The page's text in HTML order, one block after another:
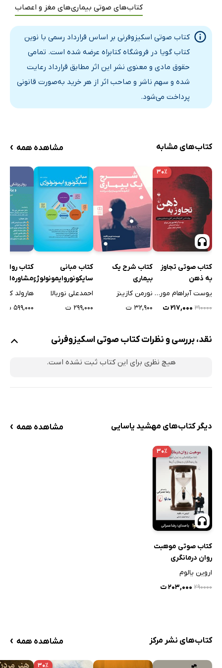
کتاب‌های صوتی بیماری‌های مغز و اعصاب
کتاب صوتی اسکیزوفرنی بر اساس قرارداد رسمی با نوین
کتاب گویا در فروشگاه کتابراه عرضه شده است. تمامی
حقوق مادی و معنوی نشر این اثر مطابق قرارداد رعایت
شده و سهم ناشر و صاحب اثر از هر خرید به‌صورت قانونی
پرداخت می‌شود.
کتاب‌های مشابه مشاهده همه ›
۳۰٪
کتاب صوتی تجاوز
به ذهن
یوست آبراهام موریتس میرلو
۳۱۰۰۰۰ ۲۱۷,۰۰۰ ت
کتاب شرح یک
بیماری
نورمن کازینز
۳۲,۹۰۰ ت
کتاب مبانی
سایکونوروایمونولوژی
احمدعلی نوربالا
۲۹۹,۰۰۰ ت
کتاب روان
مشاوره‌ای
و پزشکی
هارولد
۵۹۹,۰۰۰ ت
نقد، بررسی و نظرات کتاب صوتی اسکیزوفرنی
هیچ نظری برای این کتاب ثبت نشده است.
دیگر کتاب‌های مهشید یاسایی مشاهده همه ›
۳۰٪
کتاب صوتی موهبت
روان درمانگری
اروین یالوم
۲۹۰۰۰۰ ۲۰۳,۰۰۰ ت
کتاب‌های نشر مرکز مشاهده همه ›
۳۰٪